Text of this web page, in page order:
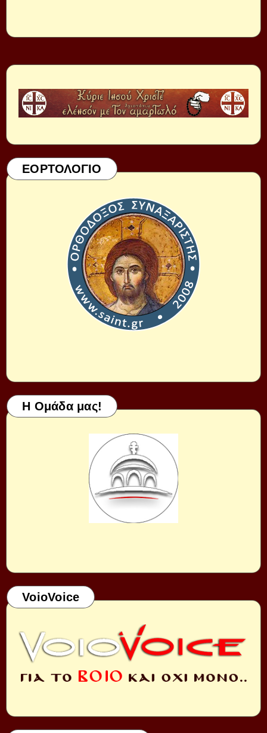
ΕΟΡΤΟΛΟΓΙΟ
Η Ομάδα μας!
VoioVoice